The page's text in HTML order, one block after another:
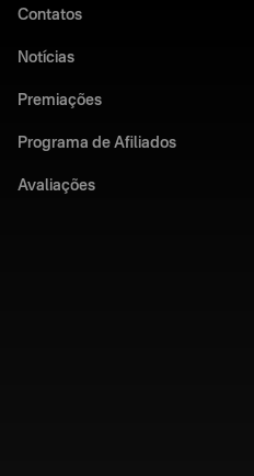
Contatos
Notícias
Premiações
Programa de Afiliados
Avaliações